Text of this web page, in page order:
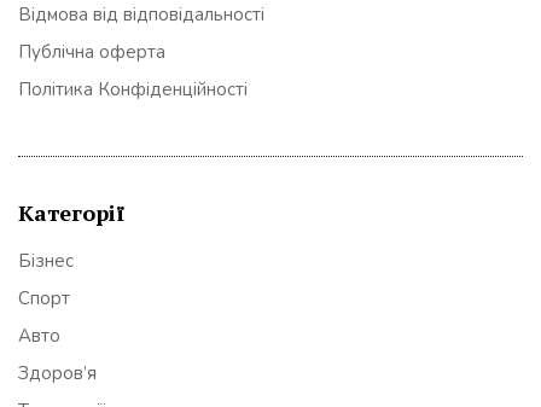
Відмова від відповідальності
Публічна оферта
Політика Конфіденційності
Категорії
Бізнес
Спорт
Авто
Здоров’я